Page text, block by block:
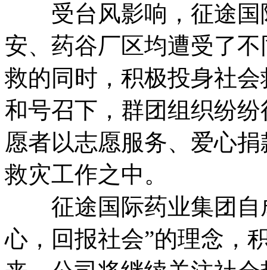
受台风影响，征途国
安、药谷厂区均遭受了
救的同时，积极投身社
和号召下，群团组织纷
愿者以志愿服务、爱心
救灾工作之中。
征途国际药业集团自
心，回报社会”的理念，